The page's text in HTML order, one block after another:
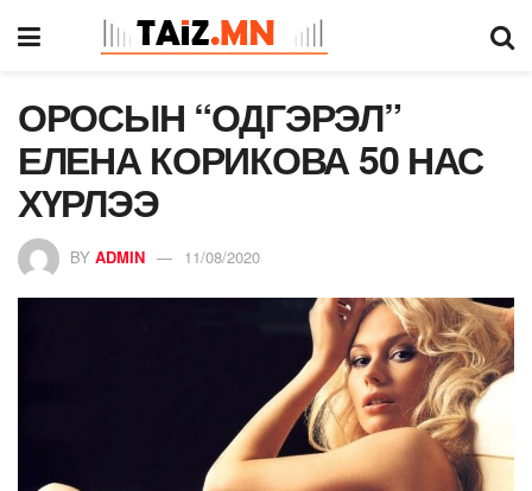
ОРОСЫН “ОДГЭРЭЛ”
ЕЛЕНА КОРИКОВА 50 НАС
ХҮРЛЭЭ
BY ADMIN 11/08/2020